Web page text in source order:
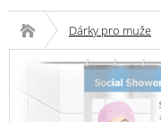
Dárky pro muže